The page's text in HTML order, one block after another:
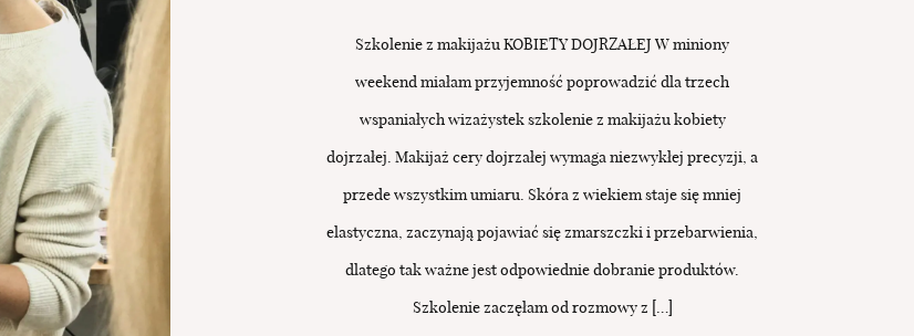
UMÓW SIĘ
Szkolenie z makijażu KOBIETY DOJRZAŁEJ W miniony
weekend miałam przyjemność poprowadzić dla trzech
wspaniałych wizażystek szkolenie z makijażu kobiety
dojrzałej. Makijaż cery dojrzałej wymaga niezwykłej precyzji, a
przede wszystkim umiaru. Skóra z wiekiem staje się mniej
elastyczna, zaczynają pojawiać się zmarszczki i przebarwienia,
dlatego tak ważne jest odpowiednie dobranie produktów.
Szkolenie zaczęłam od rozmowy z […]